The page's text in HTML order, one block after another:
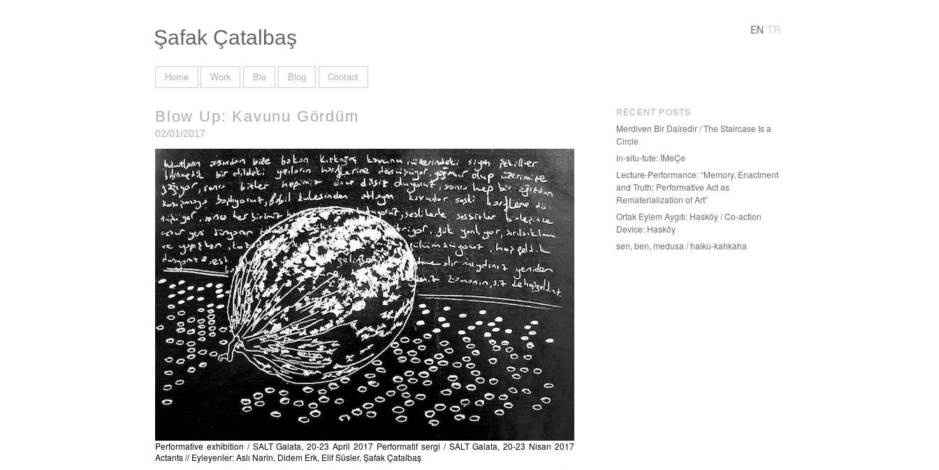
EN TR
Şafak Çatalbaş
Home Work Bio Blog Contact
Blow Up: Kavunu Gördüm
02/01/2017
Performative exhibition / SALT Galata, 20-23 April 2017 Performatif sergi / SALT Galata, 20-23 Nisan 2017
Actants // Eyleyenler: Aslı Narin, Didem Erk, Elif Süsler, Şafak Çatalbaş
RECENT POSTS
Merdiven Bir Dairedir / The Staircase Is a
Circle
in-situ-tute: İMeÇe
Lecture-Performance: “Memory, Enactment
and Truth: Performative Act as
Rematerialization of Art”
Ortak Eylem Aygıtı: Hasköy / Co-action
Device: Hasköy
sen, ben, medusa / haiku-kahkaha